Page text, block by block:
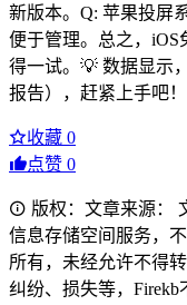
新版本。Q: 苹果投屏
便于管理。总之，iOS
得一试。💡 数据显示
报告），赶紧上手吧！
收藏 0
点赞 0
版权：文章来源：
信息存储空间服务，
所有，未经允许不得
纠纷、损失等，